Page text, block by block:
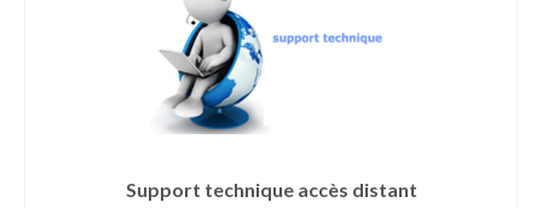
Support technique accès distant